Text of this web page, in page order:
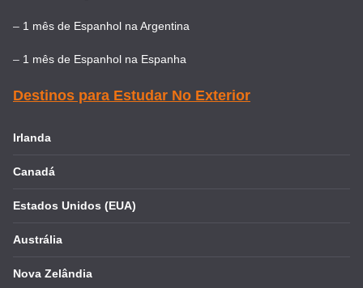
– 1 mês de Espanhol na Argentina
– 1 mês de Espanhol na Espanha
Destinos para Estudar No Exterior
Irlanda
Canadá
Estados Unidos (EUA)
Austrália
Nova Zelândia